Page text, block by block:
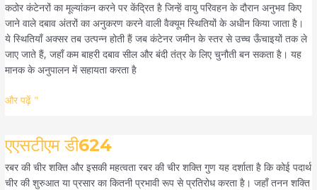
कठोर कंटेनरों का मूल्यांकन करने पर केंद्रित है जिन्हें वायु परिवहन के दौरान अनुभव किए
जाने वाले दबाव अंतरों का अनुकरण करने वाली वैक्यूम स्थितियों के अधीन किया जाता है।
ये स्थितियाँ अक्सर तब उत्पन्न होती हैं जब कंटेनर जमीन के स्तर से उच्च ऊँचाइयों तक ले
जाए जाते हैं, जहाँ कम बाहरी दबाव सील और बंदी तंत्र के लिए चुनौती बन सकता है। यह
मानक के अनुपालन में सहायता करता है
और पढ़ें "
एएसटीएम डी624
रबर की चीर शक्ति और इसकी महत्वता रबर की चीर शक्ति गुण यह दर्शाता है कि कोई पदार्थ
चीर की शुरुआत या प्रसार का कितनी प्रभावी रूप से प्रतिरोध करता है। जहाँ तनन शक्ति
एएसटीएम
डी624